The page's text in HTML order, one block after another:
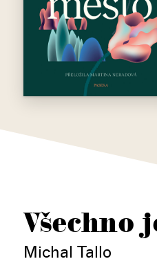
Všechno
Michal Tallo